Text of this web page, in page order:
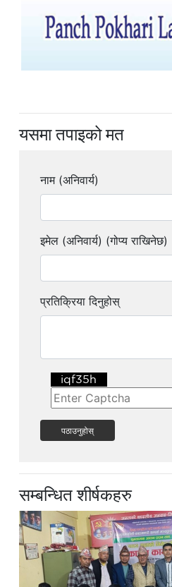
यसमा तपाइको मत
नाम (अनिवार्य)
इमेल (अनिवार्य) (गोप्य राखिनेछ)
प्रतिक्रिया दिनुहोस्
पठाउनुहोस्
सम्बन्धित शीर्षकहरु